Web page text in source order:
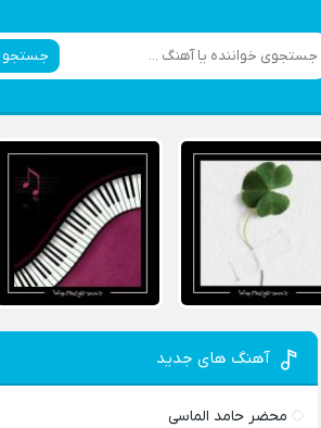
جستجو
آهنگ های جدید
محضر حامد الماسی